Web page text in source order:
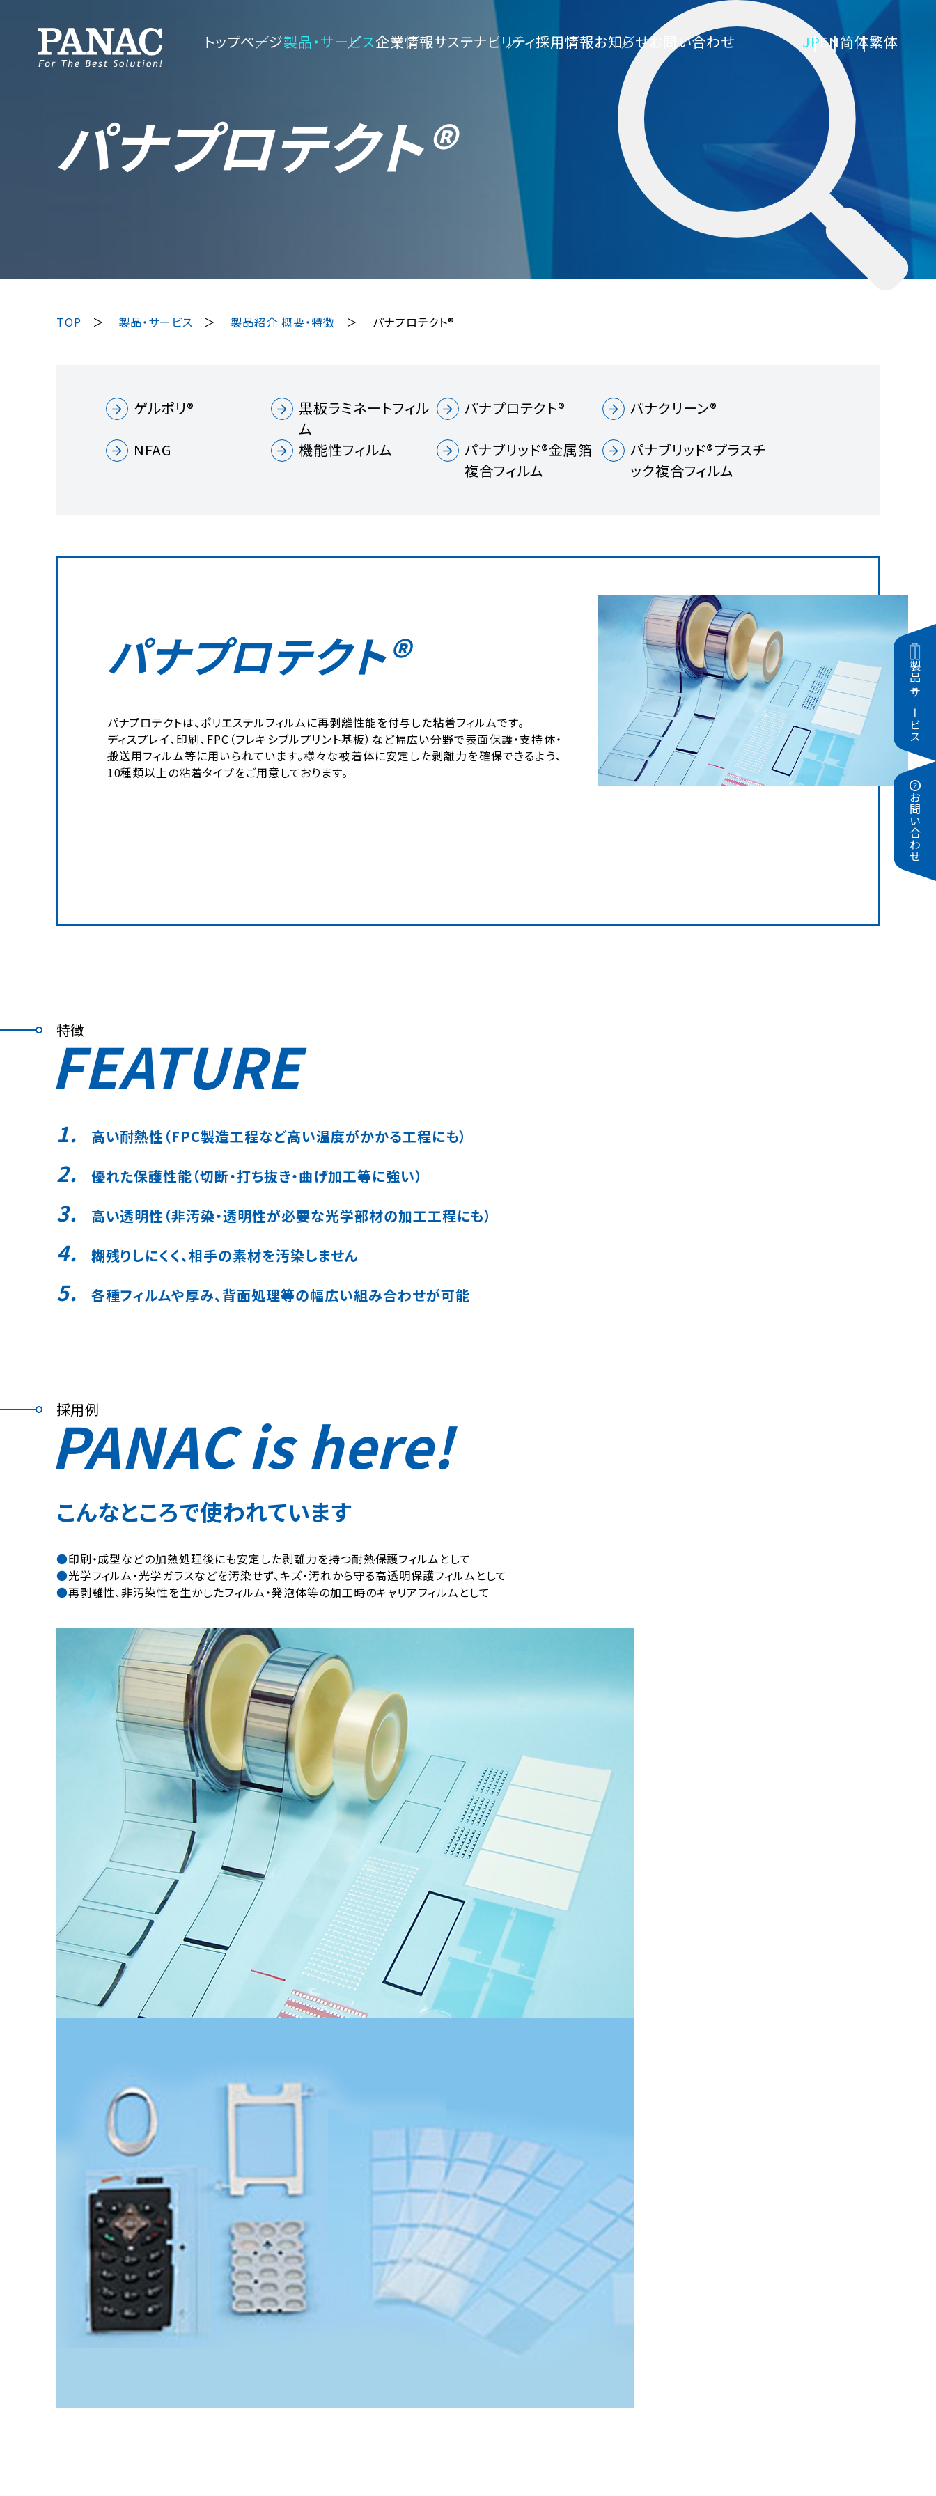
トップページ製品・サービス企業情報サステナビリティ採用情報お知らせお問い合わせ JPEN简体繁体
パナプロテクト®
TOP 製品・サービス 製品紹介 概要・特徴 パナプロテクト®
ゲルポリ®
黒板ラミネートフィル
ム
パナプロテクト® パナクリーン®
NFAG 機能性フィルム
パナブリッド®金属箔
複合フィルム
パナブリッド®プラスチ
ック複合フィルム
パナプロテクト®
パナプロテクトは、ポリエステルフィルムに再剥離性能を付与した粘着フィルムです。
ディスプレイ、印刷、FPC（フレキシブルプリント基板）など幅広い分野で表面保護・支持体・
搬送用フィルム等に用いられています。様々な被着体に安定した剥離力を確保できるよう、
10種類以上の粘着タイプをご用意しております。
特徴
FEATURE
高い耐熱性（FPC製造工程など高い温度がかかる工程にも）
優れた保護性能（切断・打ち抜き・曲げ加工等に強い）
高い透明性（非汚染・透明性が必要な光学部材の加工工程にも）
糊残りしにくく、相手の素材を汚染しません
各種フィルムや厚み、背面処理等の幅広い組み合わせが可能
採用例
PANAC is here!
こんなところで使われています
印刷・成型などの加熱処理後にも安定した剥離力を持つ耐熱保護フィルムとして
光学フィルム・光学ガラスなどを汚染せず、キズ・汚れから守る高透明保護フィルムとして
再剥離性、非汚染性を生かしたフィルム・発泡体等の加工時のキャリアフィルムとして
製品・サービス
お問い合わせ